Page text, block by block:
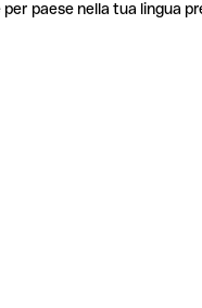
paese nella tua lingua